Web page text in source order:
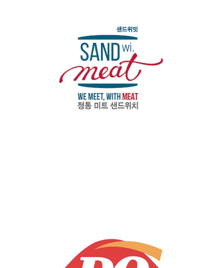
국내 파트너사
샌드위밋
국내 파트너사